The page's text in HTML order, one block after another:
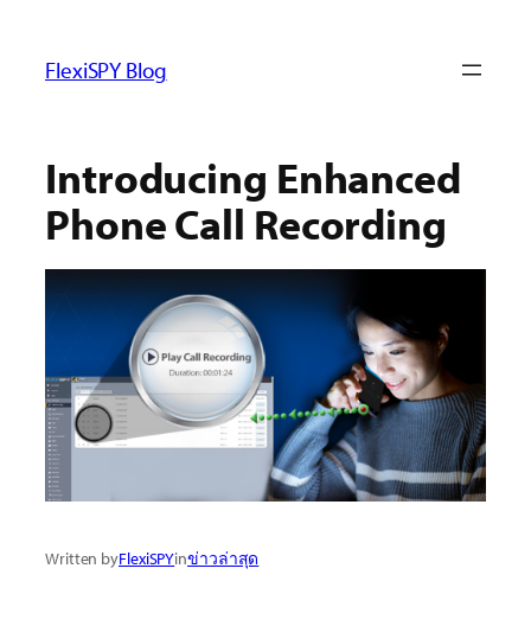
FlexiSPY Blog
Introducing Enhanced
Phone Call Recording
Written byFlexiSPYinข่าวล่าสุด